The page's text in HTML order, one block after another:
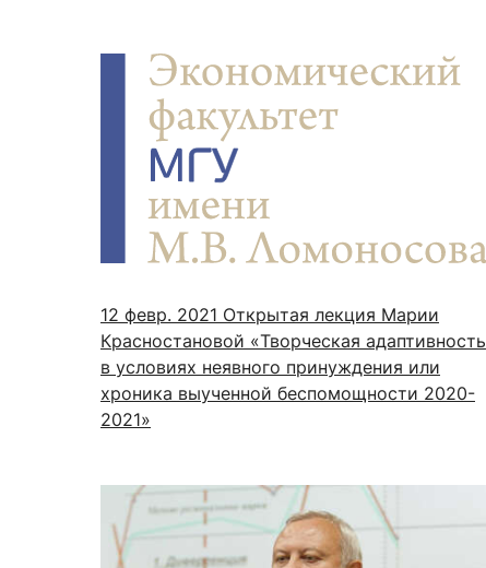
12 февр. 2021 Открытая лекция Марии
Красностановой «Творческая адаптивность
в условиях неявного принуждения или
хроника выученной беспомощности 2020-
2021»